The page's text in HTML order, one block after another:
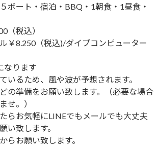
ボート・宿泊・BBQ・1朝食・1昼食・
（税込）
￥8.250（税込)/ダイブコンピューター
なります
いるため、風や波が予想されます。
の準備をお願い致します。（必要な場合
せ。）
らお気軽にLINEでもメールでも大丈夫
い致します。
からお願い致します。